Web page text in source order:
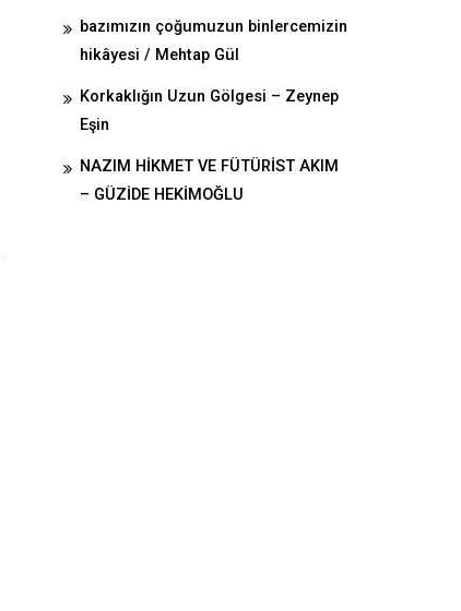
bazımızın çoğumuzun binlercemizin
hikâyesi / Mehtap Gül
Korkaklığın Uzun Gölgesi – Zeynep
Eşin
NAZIM HİKMET VE FÜTÜRİST AKIM
– GÜZİDE HEKİMOĞLU